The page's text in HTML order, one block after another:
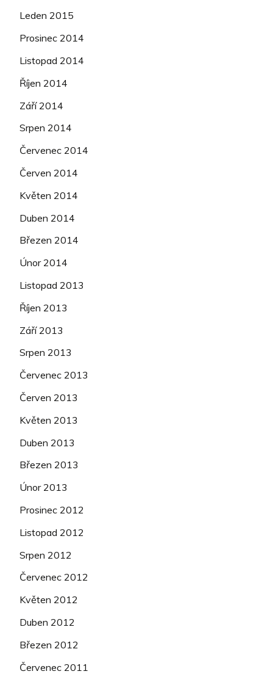
Leden 2015
Prosinec 2014
Listopad 2014
Říjen 2014
Září 2014
Srpen 2014
Červenec 2014
Červen 2014
Květen 2014
Duben 2014
Březen 2014
Únor 2014
Listopad 2013
Říjen 2013
Září 2013
Srpen 2013
Červenec 2013
Červen 2013
Květen 2013
Duben 2013
Březen 2013
Únor 2013
Prosinec 2012
Listopad 2012
Srpen 2012
Červenec 2012
Květen 2012
Duben 2012
Březen 2012
Červenec 2011